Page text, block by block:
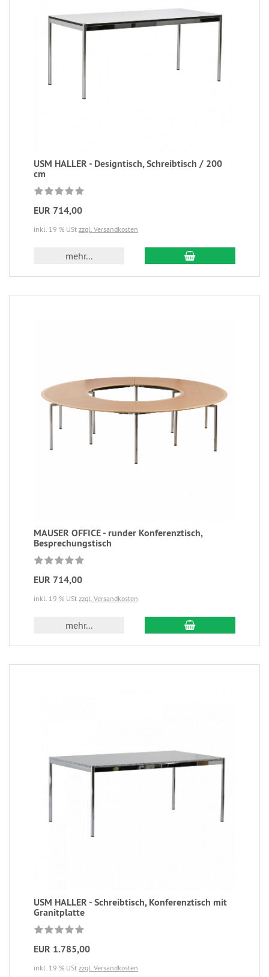
USM HALLER - Designtisch, Schreibtisch / 200
cm
EUR 714,00
inkl. 19 % USt zzgl. Versandkosten
mehr...
MAUSER OFFICE - runder Konferenztisch,
Besprechungstisch
EUR 714,00
inkl. 19 % USt zzgl. Versandkosten
mehr...
USM HALLER - Schreibtisch, Konferenztisch mit
Granitplatte
EUR 1.785,00
inkl. 19 % USt zzgl. Versandkosten